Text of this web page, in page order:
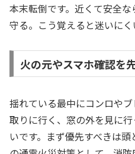
本末転倒です。近くて安全
守る。こう覚えると迷いにく
火の元やスマホ確認を
揺れている最中にコンロや
取りに行く、窓の外を見に
いです。まず優先すべきは